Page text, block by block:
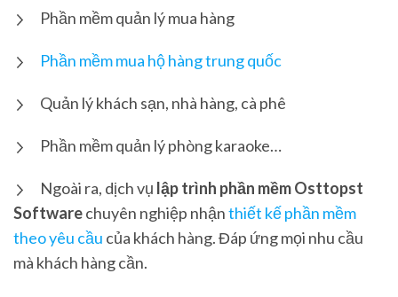
Phần mềm quản lý mua hàng
Phần mềm mua hộ hàng trung quốc
Quản lý khách sạn, nhà hàng, cà phê
Phần mềm quản lý phòng karaoke…
Ngoài ra, dịch vụ lập trình phần mềmOsttopst
Softwarechuyên nghiệp nhậnthiết kế phần mềm
theo yêu cầu của khách hàng. Đáp ứng mọi nhu cầu
mà khách hàng cần.